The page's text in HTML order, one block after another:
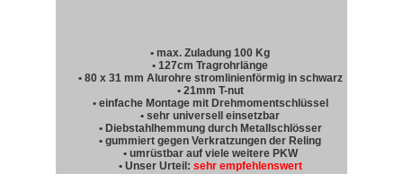
• max. Zuladung 100 Kg
• 127cm Tragrohrlänge
• 80 x 31 mm Alurohre stromlinienförmig in schwarz
• 21mm T-nut
• einfache Montage mit Drehmomentschlüssel
• sehr universell einsetzbar
• Diebstahlhemmung durch Metallschlösser
• gummiert gegen Verkratzungen der Reling
• umrüstbar auf viele weitere PKW
• Unser Urteil: sehr empfehlenswert